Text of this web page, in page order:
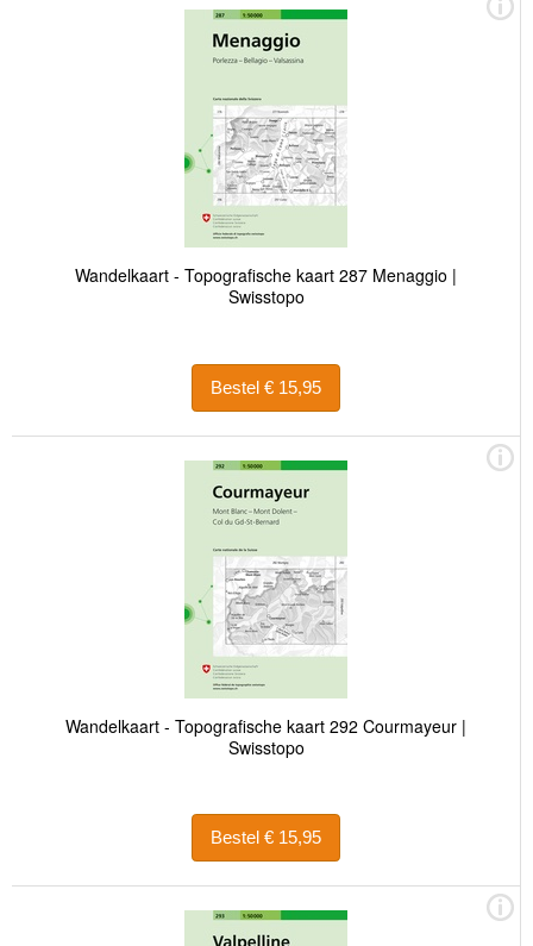
Wandelkaart - Topografische kaart 287 Menaggio |
Swisstopo
Bestel € 15,95
Wandelkaart - Topografische kaart 292 Courmayeur |
Swisstopo
Bestel € 15,95